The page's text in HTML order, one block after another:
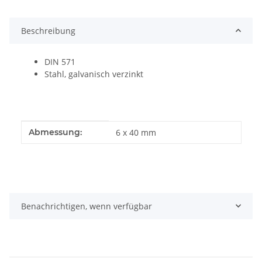
Beschreibung
DIN 571
Stahl, galvanisch verzinkt
Produkteigenschaft
Wert
Abmessung: 6 x 40 mm
Benachrichtigen, wenn verfügbar